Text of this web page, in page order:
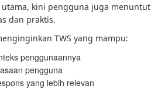
kini pengguna juga menuntut
dan praktis.
TWS yang mampu:
penggunaannya
pengguna
yang lebih relevan